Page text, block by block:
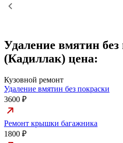
Удаление вмятин
(Кадиллак) цена:
Кузовной ремонт
Удаление вмятин без покраски
3600 ₽
Ремонт крышки багажника
1800 ₽